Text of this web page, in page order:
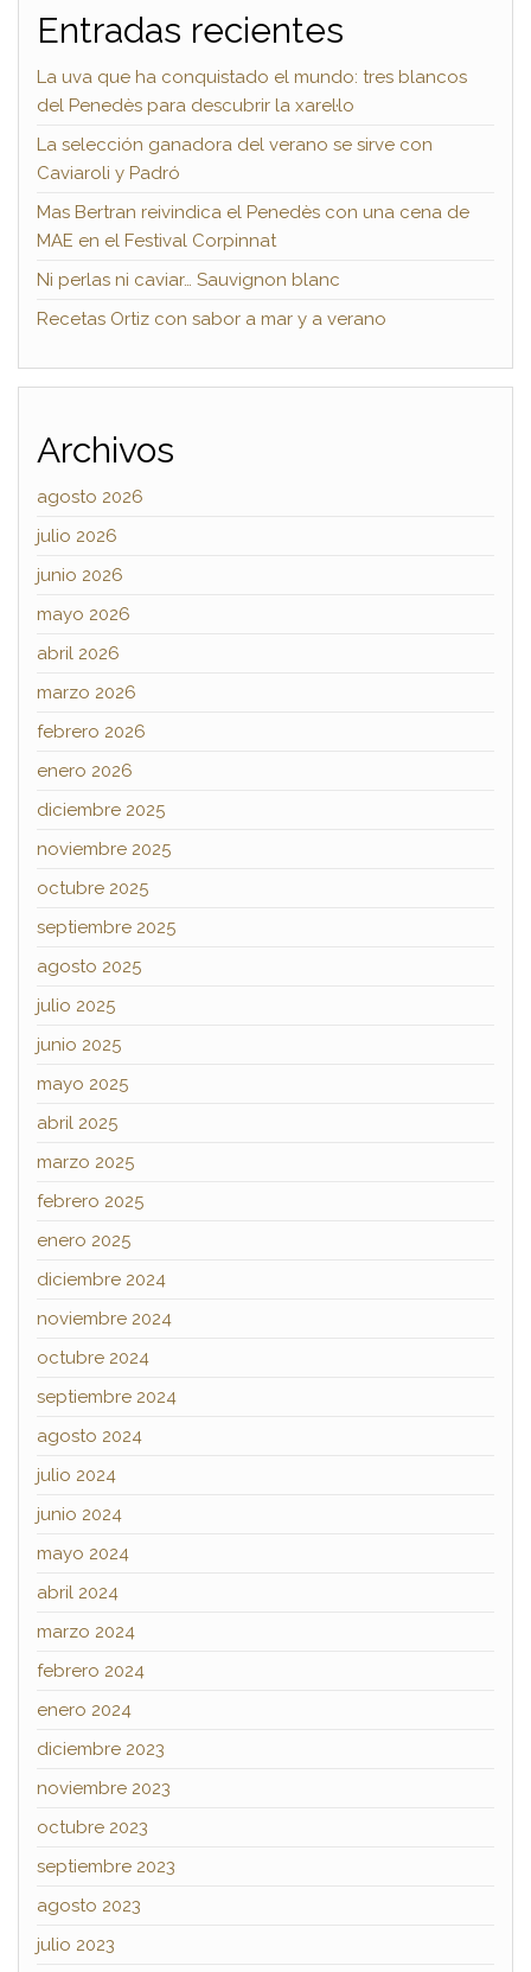
Entradas recientes
La uva que ha conquistado el mundo: tres blancos
del Penedès para descubrir la xarel·lo
La selección ganadora del verano se sirve con
Caviaroli y Padró
Mas Bertran reivindica el Penedès con una cena de
MAE en el Festival Corpinnat
Ni perlas ni caviar… Sauvignon blanc
Recetas Ortiz con sabor a mar y a verano
Archivos
agosto 2026
julio 2026
junio 2026
mayo 2026
abril 2026
marzo 2026
febrero 2026
enero 2026
diciembre 2025
noviembre 2025
octubre 2025
septiembre 2025
agosto 2025
julio 2025
junio 2025
mayo 2025
abril 2025
marzo 2025
febrero 2025
enero 2025
diciembre 2024
noviembre 2024
octubre 2024
septiembre 2024
agosto 2024
julio 2024
junio 2024
mayo 2024
abril 2024
marzo 2024
febrero 2024
enero 2024
diciembre 2023
noviembre 2023
octubre 2023
septiembre 2023
agosto 2023
julio 2023